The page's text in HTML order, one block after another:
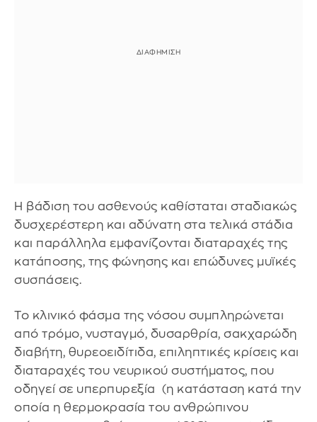
Η βάδιση του ασθενούς καθίσταται σταδιακώς
δυσχερέστερη και αδύνατη στα τελικά στάδια
και παράλληλα εμφανίζονται διαταραχές της
κατάποσης, της φώνησης και επώδυνες μυϊκές
συσπάσεις.
Το κλινικό φάσμα της νόσου συμπληρώνεται
από τρόμο, νυσταγμό, δυσαρθρία, σακχαρώδη
διαβήτη, θυρεοειδίτιδα, επιληπτικές κρίσεις και
διαταραχές του νευρικού συστήματος, που
οδηγεί σε υπερπυρεξία (η κατάσταση κατά την
οποία η θερμοκρασία του ανθρώπινου